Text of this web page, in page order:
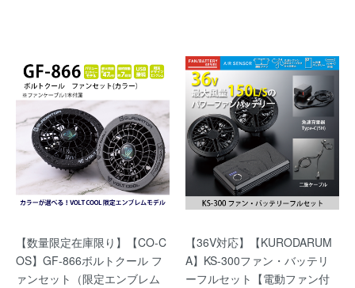
【数量限定在庫限り】【CO-C
OS】GF-866ボルトクール フ
ァンセット（限定エンブレム
【36V対応】【KURODARUM
A】KS-300ファン・バッテリ
ーフルセット【電動ファン付